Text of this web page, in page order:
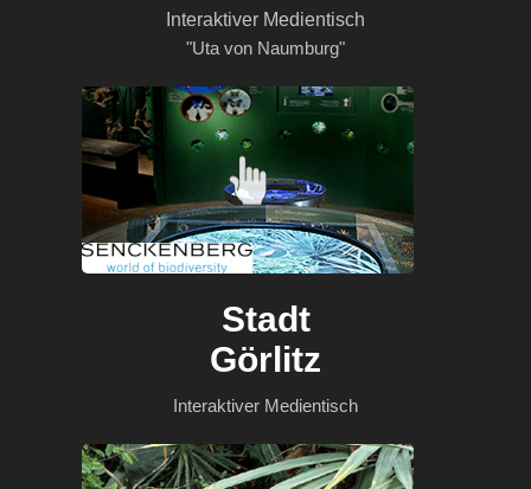
Interaktiver Medientisch
"Uta von Naumburg"
Stadt
Görlitz
Interaktiver Medientisch